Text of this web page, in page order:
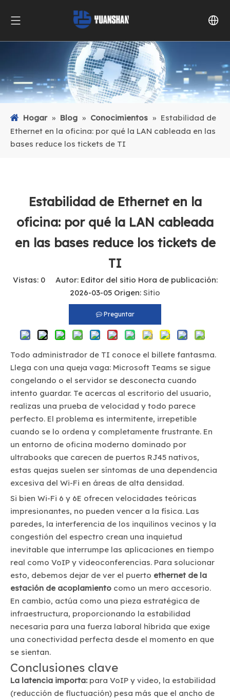
Hogar » Blog » Conocimientos » Estabilidad de
Ethernet en la oficina: por qué la LAN cableada en las
bases reduce los tickets de TI
Estabilidad de Ethernet en la
oficina: por qué la LAN cableada
en las bases reduce los tickets de
TI
Vistas: 0Autor: Editor del sitio Hora de publicación:
2026-03-05 Origen: Sitio
Preguntar
Todo administrador de TI conoce el billete fantasma.
Llega con una queja vaga: Microsoft Teams se sigue
congelando o el servidor se desconecta cuando
intento guardar. Te acercas al escritorio del usuario,
realizas una prueba de velocidad y todo parece
perfecto. El problema es intermitente, irrepetible
cuando se lo ordena y completamente frustrante. En
un entorno de oficina moderno dominado por
ultrabooks que carecen de puertos RJ45 nativos,
estas quejas suelen ser síntomas de una dependencia
excesiva del Wi-Fi en áreas de alta densidad.
Si bien Wi-Fi 6 y 6E ofrecen velocidades teóricas
impresionantes, no pueden vencer a la física. Las
paredes, la interferencia de los inquilinos vecinos y la
congestión del espectro crean una inquietud
inevitable que interrumpe las aplicaciones en tiempo
real como VoIP y videoconferencias. Para solucionar
esto, debemos dejar de ver el puerto ethernet de la
estación de acoplamiento como un mero accesorio.
En cambio, actúa como una pieza estratégica de
infraestructura, proporcionando la estabilidad
necesaria para una fuerza laboral híbrida que exige
una conectividad perfecta desde el momento en que
se sientan.
Conclusiones clave
La latencia importa: para VoIP y video, la estabilidad
(reducción de fluctuación) pesa más que el ancho de